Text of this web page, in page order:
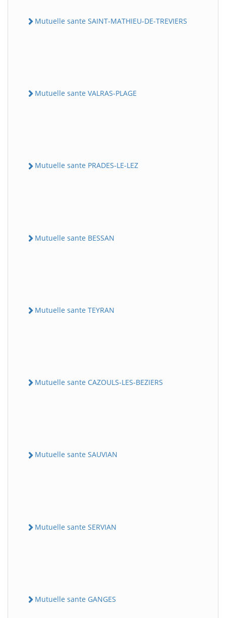
Mutuelle sante SAINT-MATHIEU-DE-TREVIERS
Mutuelle sante VALRAS-PLAGE
Mutuelle sante PRADES-LE-LEZ
Mutuelle sante BESSAN
Mutuelle sante TEYRAN
Mutuelle sante CAZOULS-LES-BEZIERS
Mutuelle sante SAUVIAN
Mutuelle sante SERVIAN
Mutuelle sante GANGES